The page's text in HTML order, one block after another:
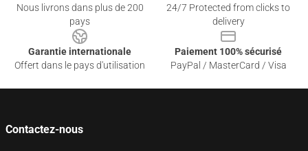
Nous livrons dans plus de 200
pays
24/7 Protected from clicks to
delivery
Garantie internationale
Offert dans le pays d'utilisation
Paiement 100% sécurisé
PayPal / MasterCard / Visa
Contactez-nous